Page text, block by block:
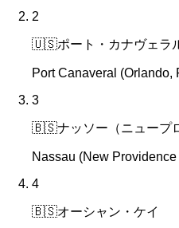
2
🇺🇸ポート・カナヴェラ
Port Canaveral (Orlando,
3
🇧🇸ナッソー（ニュープ
Nassau (New
4
🇧🇸オーシャン・ケイ